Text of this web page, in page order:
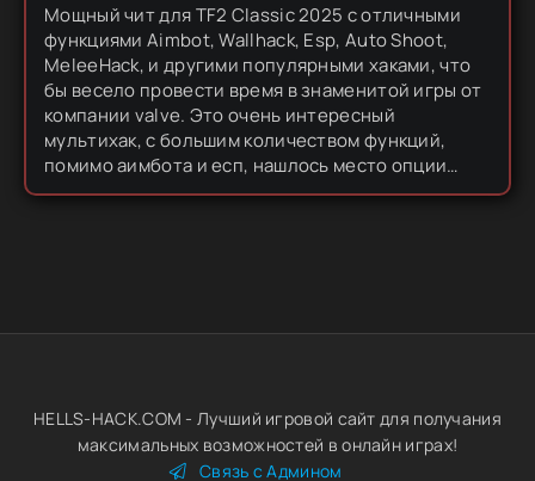
Мощный чит для TF2 Classic 2025 с отличными
функциями Aimbot, Wallhack, Esp, Auto Shoot,
MeleeHack, и другими популярными хаками, что
бы весело провести время в знаменитой игры от
компании valve. Это очень интересный
мультихак, с большим количеством функций,
помимо аимбота и есп, нашлось место опции
Melee, которая улучшает холодное оружие,
HELLS-HACK.COM - Лучший игровой сайт для получания
максимальных возможностей в онлайн играх!
Связь с Админом